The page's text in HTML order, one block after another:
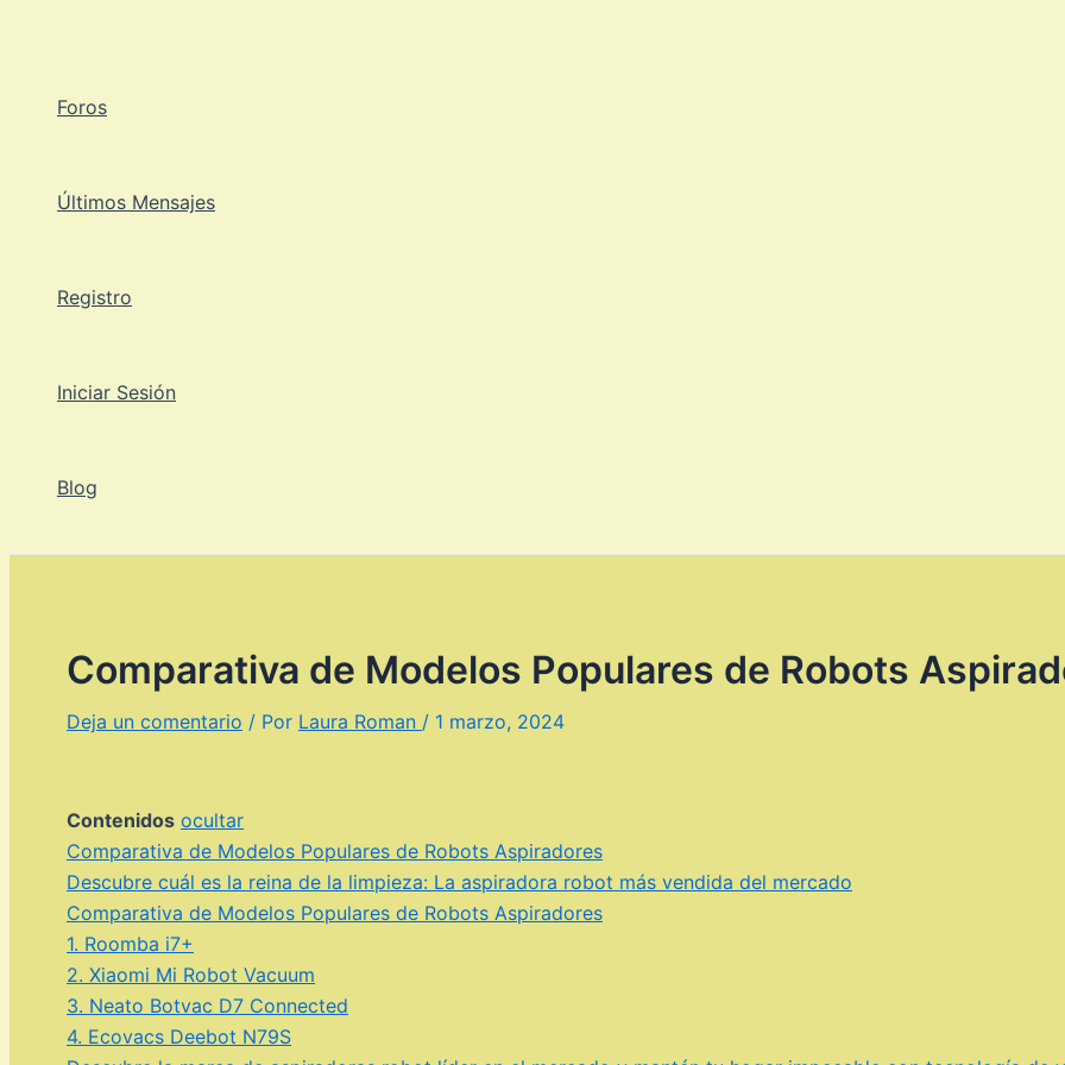
Foros
Últimos Mensajes
Registro
Iniciar Sesión
Blog
Comparativa de Modelos Populares de Robots
Deja un comentario / Por Laura Roman / 1 marzo, 2024
Contenidos ocultar
Comparativa de Modelos Populares de Robots Aspiradores
Descubre cuál es la reina de la limpieza: La aspiradora robot más vendida del mercado
Comparativa de Modelos Populares de Robots Aspiradores
1. Roomba i7+
2. Xiaomi Mi Robot Vacuum
3. Neato Botvac D7 Connected
4. Ecovacs Deebot N79S